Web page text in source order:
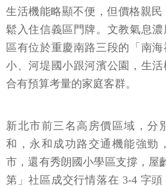
生活機能略顯不便，但價格親
鬆入住信義區門牌。文教氣息
區有位於重慶南路三段的「南
小、河堤國小跟河濱公園，生
合有預算考量的家庭客群。
新北市前三名高房價區域，分
和，永和成功路交通機能強勁
市，還有秀朗國小學區支撐，屋
第」社區成交行情落在 3-4 字頭